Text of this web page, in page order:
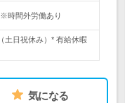
時間外労働あり
日祝休み）* 有給休暇
気になる